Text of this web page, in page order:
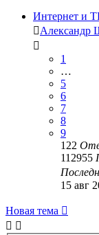
Интернет и
Александр
1
…
5
6
7
8
9
122
112955
15 авг
Новая тема